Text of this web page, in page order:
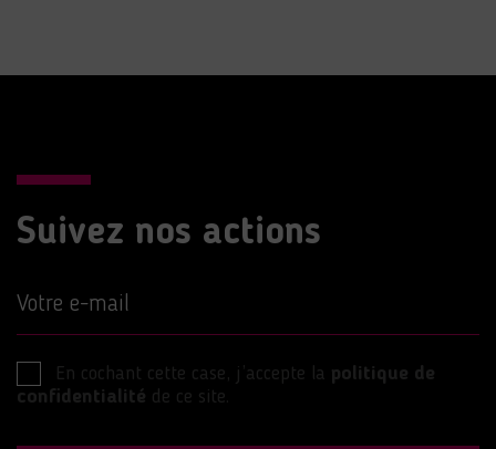
Suivez nos actions
Votre e-mail
En cochant cette case, j’accepte la politique de
confidentialité de ce site.